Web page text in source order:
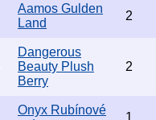
Aamos Gulden
Land
2
Dangerous
Beauty Plush
Berry
2
Onyx Rubínové
1